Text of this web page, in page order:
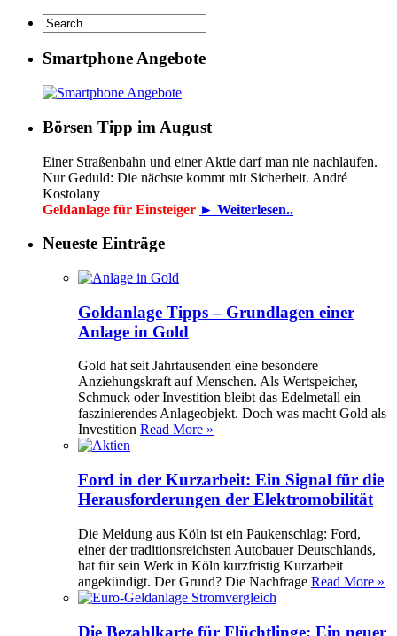
Smartphone Angebote
Börsen Tipp im August
Einer Straßenbahn und einer Aktie darf man nie nachlaufen.
Nur Geduld: Die nächste kommt mit Sicherheit. André
Kostolany
Geldanlage für Einsteiger ► Weiterlesen..
Neueste Einträge
Goldanlage Tipps – Grundlagen einer
Anlage in Gold
Gold hat seit Jahrtausenden eine besondere
Anziehungskraft auf Menschen. Als Wertspeicher,
Schmuck oder Investition bleibt das Edelmetall ein
faszinierendes Anlageobjekt. Doch was macht Gold als
Investition Read More »
Ford in der Kurzarbeit: Ein Signal für die
Herausforderungen der Elektromobilität
Die Meldung aus Köln ist ein Paukenschlag: Ford,
einer der traditionsreichsten Autobauer Deutschlands,
hat für sein Werk in Köln kurzfristig Kurzarbeit
angekündigt. Der Grund? Die Nachfrage Read More »
Die Bezahlkarte für Flüchtlinge: Ein neuer